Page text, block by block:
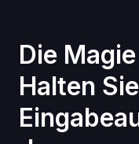
Die
Halten